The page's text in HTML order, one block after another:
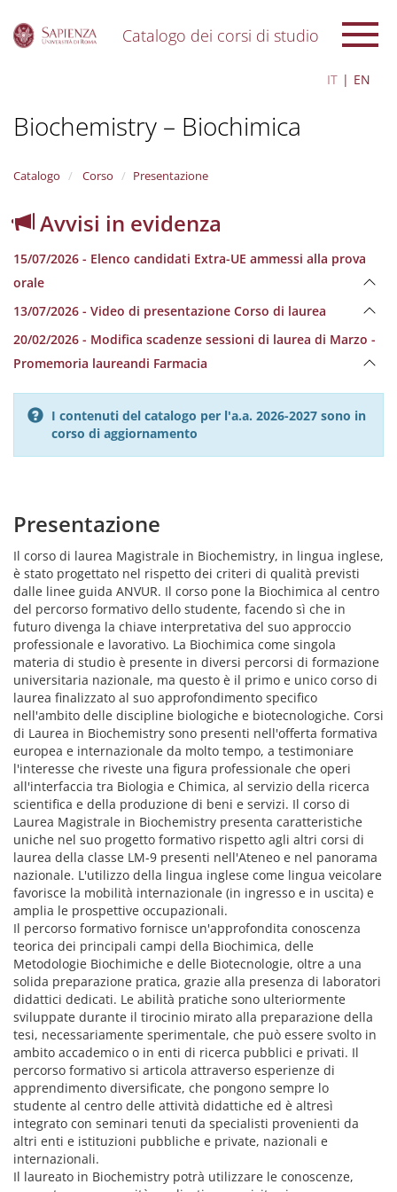
Catalogo dei corsi di studio
IT EN
Biochemistry – Biochimica
Catalogo Corso Presentazione
Avvisi in evidenza
15/07/2026 - Elenco candidati Extra-UE ammessi alla prova
orale
13/07/2026 - Video di presentazione Corso di laurea
20/02/2026 - Modifica scadenze sessioni di laurea di Marzo -
Promemoria laureandi Farmacia
I contenuti del catalogo per l'a.a. 2026-2027 sono in
corso di aggiornamento
Presentazione
Il corso di laurea Magistrale in Biochemistry, in lingua inglese,
è stato progettato nel rispetto dei criteri di qualità previsti
dalle linee guida ANVUR. Il corso pone la Biochimica al centro
del percorso formativo dello studente, facendo sì che in
futuro divenga la chiave interpretativa del suo approccio
professionale e lavorativo. La Biochimica come singola
materia di studio è presente in diversi percorsi di formazione
universitaria nazionale, ma questo è il primo e unico corso di
laurea finalizzato al suo approfondimento specifico
nell'ambito delle discipline biologiche e biotecnologiche. Corsi
di Laurea in Biochemistry sono presenti nell'offerta formativa
europea e internazionale da molto tempo, a testimoniare
l'interesse che riveste una figura professionale che operi
all'interfaccia tra Biologia e Chimica, al servizio della ricerca
scientifica e della produzione di beni e servizi. Il corso di
Laurea Magistrale in Biochemistry presenta caratteristiche
uniche nel suo progetto formativo rispetto agli altri corsi di
laurea della classe LM-9 presenti nell'Ateneo e nel panorama
nazionale. L'utilizzo della lingua inglese come lingua veicolare
favorisce la mobilità internazionale (in ingresso e in uscita) e
amplia le prospettive occupazionali.
Il percorso formativo fornisce un'approfondita conoscenza
teorica dei principali campi della Biochimica, delle
Metodologie Biochimiche e delle Biotecnologie, oltre a una
solida preparazione pratica, grazie alla presenza di laboratori
didattici dedicati. Le abilità pratiche sono ulteriormente
sviluppate durante il tirocinio mirato alla preparazione della
tesi, necessariamente sperimentale, che può essere svolto in
ambito accademico o in enti di ricerca pubblici e privati. Il
percorso formativo si articola attraverso esperienze di
apprendimento diversificate, che pongono sempre lo
studente al centro delle attività didattiche ed è altresì
integrato con seminari tenuti da specialisti provenienti da
altri enti e istituzioni pubbliche e private, nazionali e
internazionali.
Il laureato in Biochemistry potrà utilizzare le conoscenze,